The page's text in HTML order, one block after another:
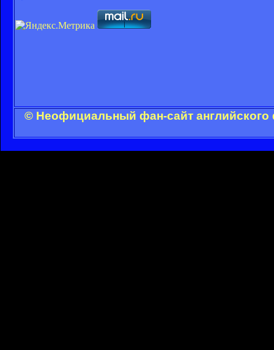
© Неофициальный фан-сайт английского